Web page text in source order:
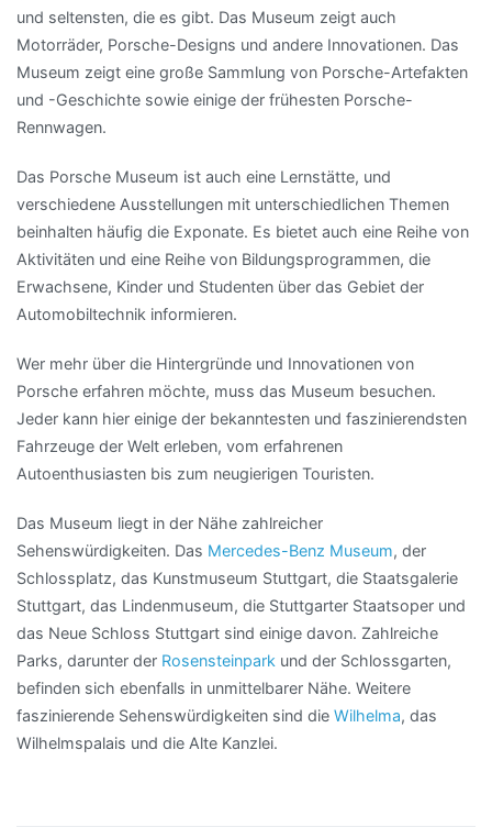
und seltensten, die es gibt. Das Museum zeigt auch
Motorräder, Porsche-Designs und andere Innovationen. Das
Museum zeigt eine große Sammlung von Porsche-Artefakten
und -Geschichte sowie einige der frühesten Porsche-
Rennwagen.
Das Porsche Museum ist auch eine Lernstätte, und
verschiedene Ausstellungen mit unterschiedlichen Themen
beinhalten häufig die Exponate. Es bietet auch eine Reihe von
Aktivitäten und eine Reihe von Bildungsprogrammen, die
Erwachsene, Kinder und Studenten über das Gebiet der
Automobiltechnik informieren.
Wer mehr über die Hintergründe und Innovationen von
Porsche erfahren möchte, muss das Museum besuchen.
Jeder kann hier einige der bekanntesten und faszinierendsten
Fahrzeuge der Welt erleben, vom erfahrenen
Autoenthusiasten bis zum neugierigen Touristen.
Das Museum liegt in der Nähe zahlreicher
Sehenswürdigkeiten. Das Mercedes-Benz Museum, der
Schlossplatz, das Kunstmuseum Stuttgart, die Staatsgalerie
Stuttgart, das Lindenmuseum, die Stuttgarter Staatsoper und
das Neue Schloss Stuttgart sind einige davon. Zahlreiche
Parks, darunter der Rosensteinpark und der Schlossgarten,
befinden sich ebenfalls in unmittelbarer Nähe. Weitere
faszinierende Sehenswürdigkeiten sind die Wilhelma, das
Wilhelmspalais und die Alte Kanzlei.